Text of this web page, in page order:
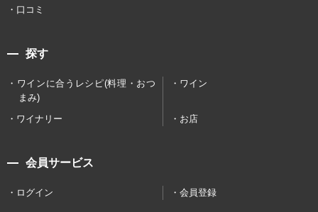
口コミ
探す
ワインに合うレシピ(料理・おつ
まみ)
ワイン
ワイナリー お店
会員サービス
ログイン 会員登録